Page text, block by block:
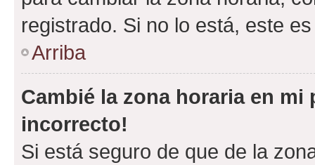
registrado. Si no lo está, este
Arriba
Cambié la zona horaria en
incorrecto!
Si está seguro de que de la